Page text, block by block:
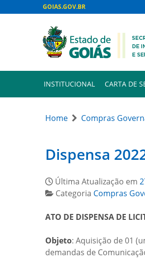
GOIAS.GOV.BR
INSTITUCIONAL CARTA DE
Home Compras
Dispensa
Última Atualização em
Categoria Compras
ATO DE DISPENSA DE
Objeto: Aquisição de 01
demandas de